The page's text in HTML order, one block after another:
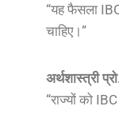
“यह फैसला
चाहिए।”
अर्थशास्त्री
“राज्यों को